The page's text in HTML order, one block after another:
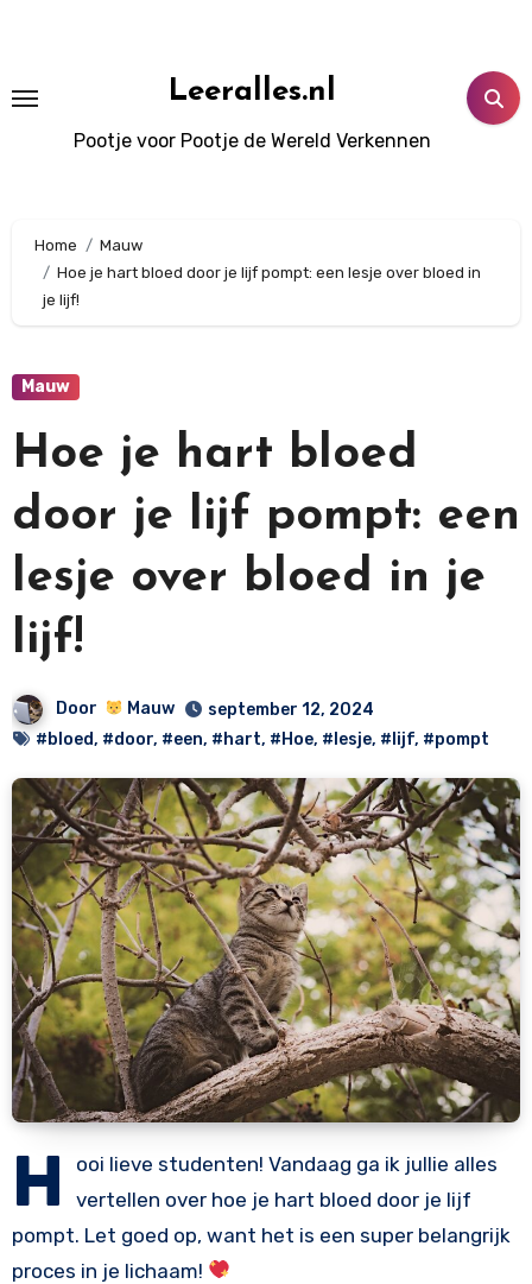
Leeralles.nl
Pootje voor Pootje de Wereld Verkennen
Home
Mauw
Hoe je hart bloed door je lijf pompt: een lesje over bloed in
je lijf!
Mauw
Hoe je hart bloed
door je lijf pompt: een
lesje over bloed in je
lijf!
Door Mauw
september 12, 2024
#bloed, #door, #een, #hart, #Hoe, #lesje, #lijf, #pompt
H
ooi lieve studenten! Vandaag ga ik jullie alles
vertellen over hoe je hart bloed door je lijf
pompt. Let goed op, want het is een super belangrijk
proces in je lichaam!